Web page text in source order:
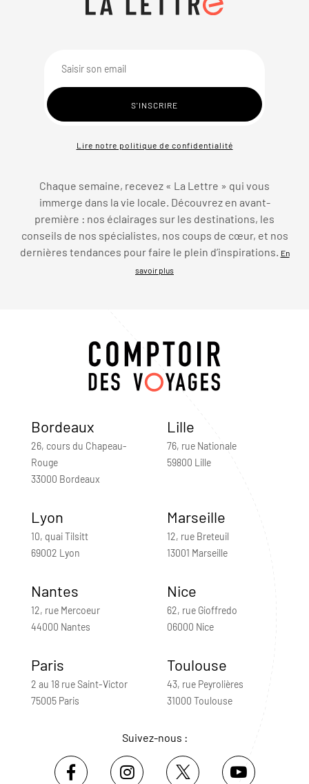
Lire notre politique de confidentialité
Chaque semaine, recevez « La Lettre » qui vous
immerge dans la vie locale. Découvrez en avant-
première : nos éclairages sur les destinations, les
conseils de nos spécialistes, nos coups de cœur, et nos
dernières tendances pour faire le plein d’inspirations.
En
savoir plus
Bordeaux
26, cours du Chapeau-
Rouge
33000 Bordeaux
Lille
76, rue Nationale
59800 Lille
Lyon
10, quai Tilsitt
69002 Lyon
Marseille
12, rue Breteuil
13001 Marseille
Nantes
12, rue Mercoeur
44000 Nantes
Nice
62, rue Gioffredo
06000 Nice
Paris
2 au 18 rue Saint-Victor
75005 Paris
Toulouse
43, rue Peyrolières
31000 Toulouse
Suivez-nous :